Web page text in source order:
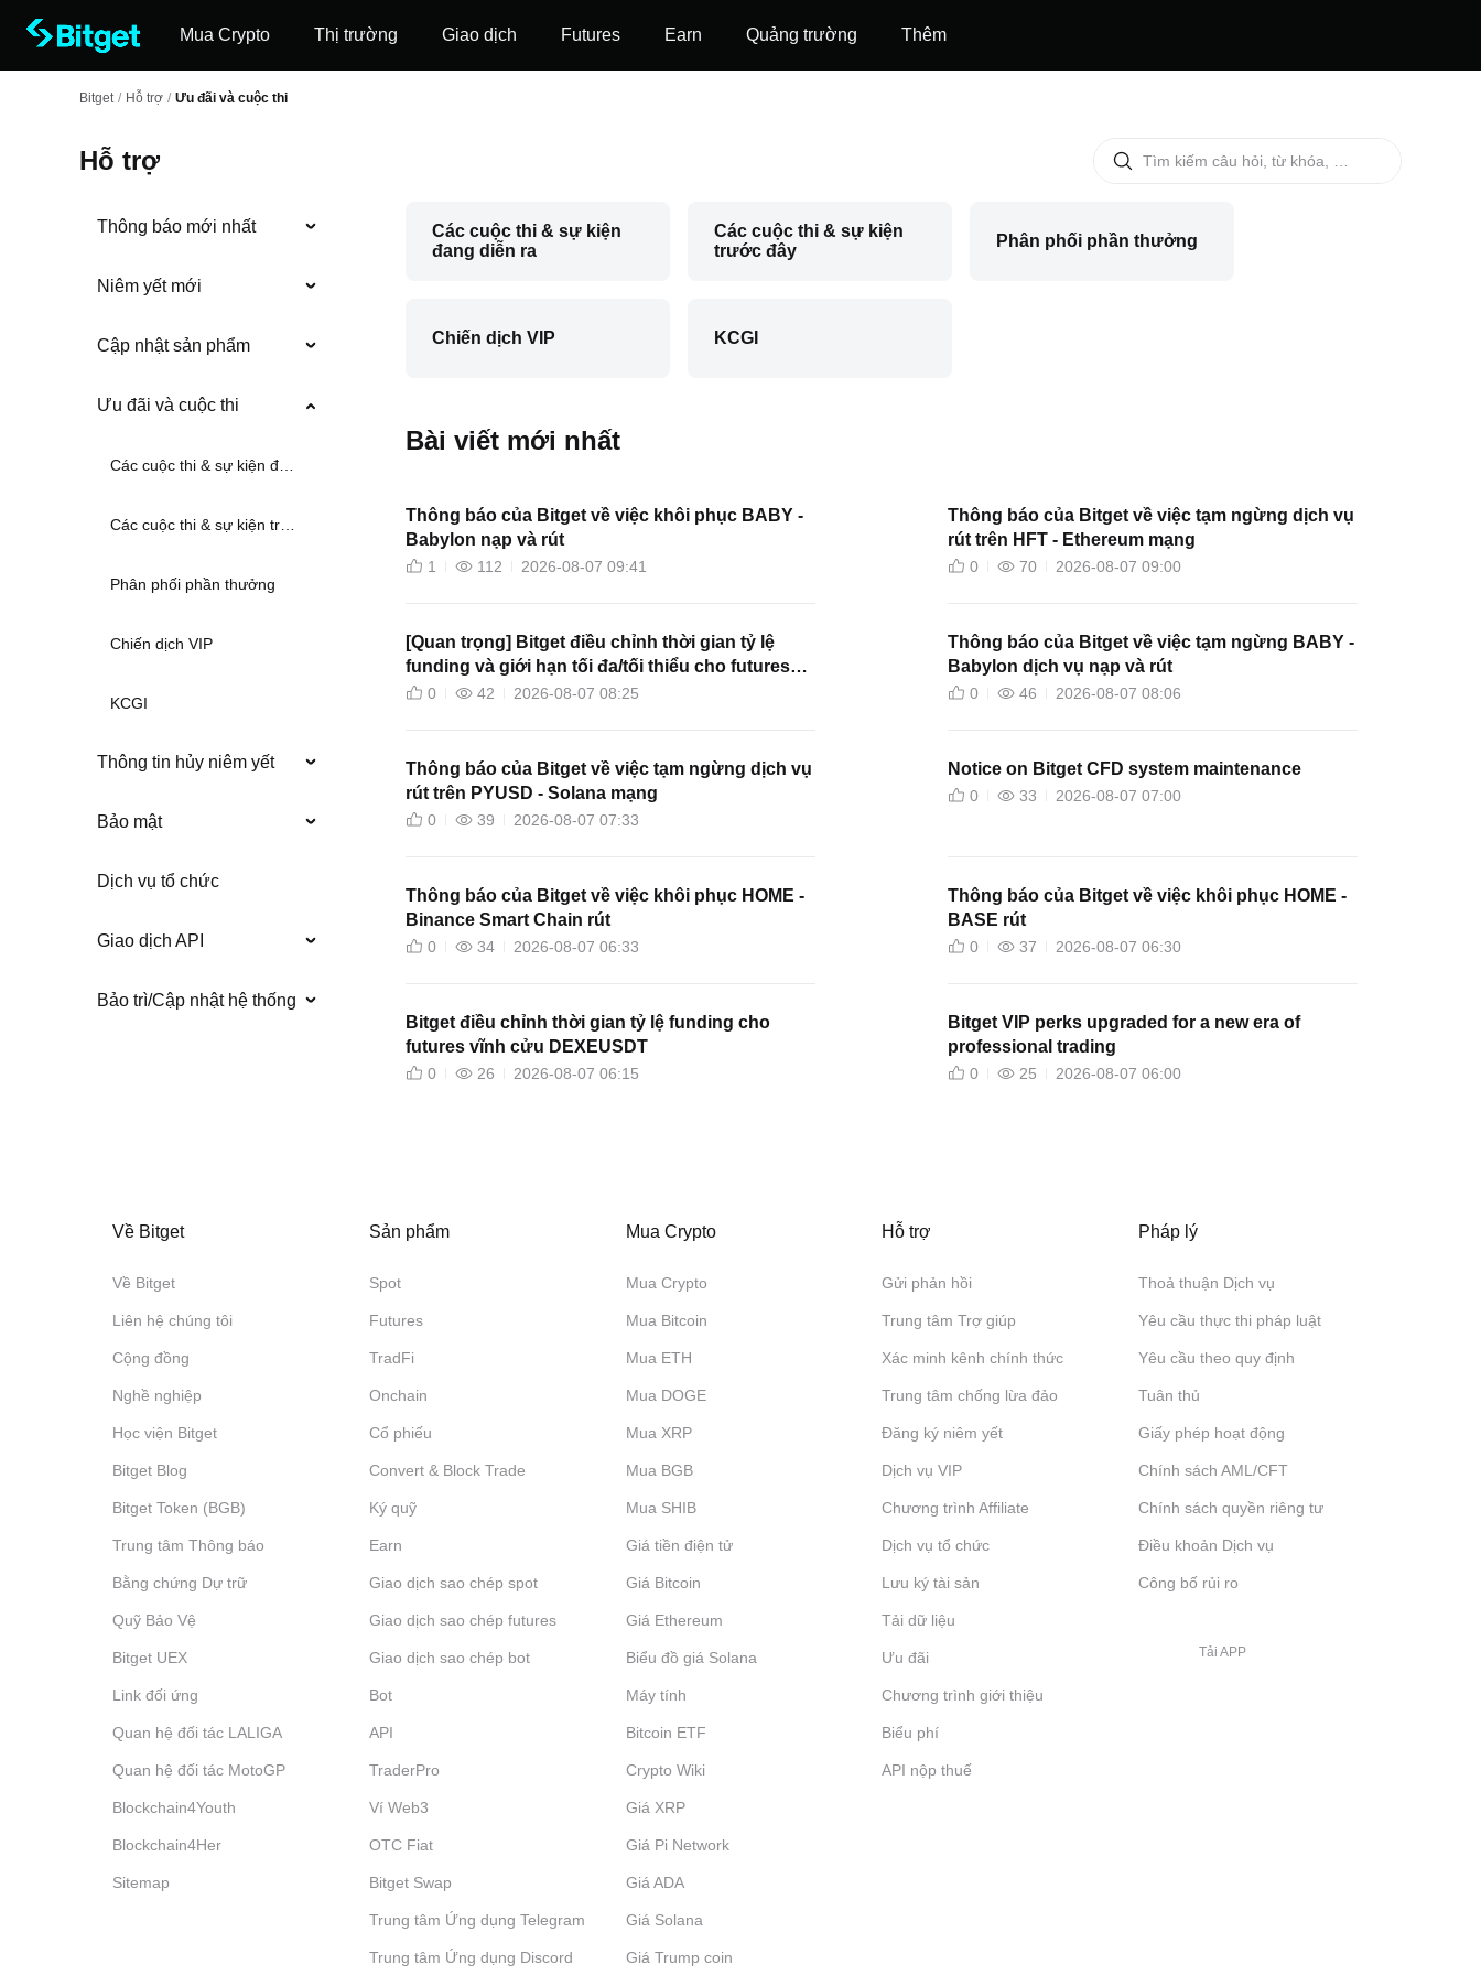
Mua Crypto Thị trường Giao dịch Futures ‌Earn Quảng trường Thêm
Bitget / Hỗ trợ / Ưu đãi và cuộc thi
Hỗ trợ
Thông báo mới nhất
Niêm yết mới
Cập nhật sản phẩm
Ưu đãi và cuộc thi
Các cuộc thi & sự kiện đang diễn ra
Các cuộc thi & sự kiện trước đây
Phân phối phần thưởng
Chiến dịch VIP
KCGI
Thông tin hủy niêm yết
Bảo mật
Dịch vụ tổ chức
Giao dịch API
Bảo trì/Cập nhật hệ thống
Các cuộc thi & sự kiện
đang diễn ra
Các cuộc thi & sự kiện
trước đây
Phân phối phần thưởng
Chiến dịch VIP KCGI
Bài viết mới nhất
Thông báo của Bitget về việc khôi phục BABY -
Babylon nạp và rút
1 112 2026-08-07 09:41
Thông báo của Bitget về việc tạm ngừng dịch vụ
rút trên HFT - Ethereum mạng
0 70 2026-08-07 09:00
[Quan trọng] Bitget điều chỉnh thời gian tỷ lệ
funding và giới hạn tối đa/tối thiểu cho futures
vĩnh cửu ACEUSDT
0 42 2026-08-07 08:25
Thông báo của Bitget về việc tạm ngừng BABY -
Babylon dịch vụ nạp và rút
0 46 2026-08-07 08:06
Thông báo của Bitget về việc tạm ngừng dịch vụ
rút trên PYUSD - Solana mạng
0 39 2026-08-07 07:33
Notice on Bitget CFD system maintenance
0 33 2026-08-07 07:00
Thông báo của Bitget về việc khôi phục HOME -
Binance Smart Chain rút
0 34 2026-08-07 06:33
Thông báo của Bitget về việc khôi phục HOME -
BASE rút
0 37 2026-08-07 06:30
Bitget điều chỉnh thời gian tỷ lệ funding cho
futures vĩnh cửu DEXEUSDT
0 26 2026-08-07 06:15
Bitget VIP perks upgraded for a new era of
professional trading
0 25 2026-08-07 06:00
Về Bitget
Về Bitget
Liên hệ chúng tôi
Cộng đồng
Nghề nghiệp
Học viện Bitget
Bitget Blog
Bitget Token (BGB)
Trung tâm Thông báo
Bằng chứng Dự trữ
Quỹ Bảo Vệ
Bitget UEX
Link đối ứng
Quan hệ đối tác LALIGA
Quan hệ đối tác MotoGP
Blockchain4Youth
Blockchain4Her
Sitemap
Sản phẩm
Spot
Futures
TradFi
Onchain
Cổ phiếu
Convert & Block Trade
Ký quỹ
‌Earn
Giao dịch sao chép spot
Giao dịch sao chép futures
Giao dịch sao chép bot
Bot
API
TraderPro
Ví Web3
OTC Fiat
Bitget Swap
Trung tâm Ứng dụng Telegram
Trung tâm Ứng dụng Discord
Mua Crypto
Mua Crypto
Mua Bitcoin
Mua ETH
Mua DOGE
Mua XRP
Mua BGB
Mua SHIB
Giá tiền điện tử
Giá Bitcoin
Giá Ethereum
Biểu đồ giá Solana
Máy tính
Bitcoin ETF
Crypto Wiki
Giá XRP
Giá Pi Network
Giá ADA
Giá Solana
Giá Trump coin
Hỗ trợ
Gửi phản hồi
Trung tâm Trợ giúp
Xác minh kênh chính thức
Trung tâm chống lừa đảo
Đăng ký niêm yết
Dịch vụ VIP
Chương trình Affiliate
Dịch vụ tổ chức
Lưu ký tài sản
Tải dữ liệu
Ưu đãi
Chương trình giới thiệu
Biểu phí
API nộp thuế
Pháp lý
Thoả thuận Dịch vụ
Yêu cầu thực thi pháp luật
Yêu cầu theo quy định
Tuân thủ
Giấy phép hoạt động
Chính sách AML/CFT
Chính sách quyền riêng tư
Điều khoản Dịch vụ
Công bố rủi ro
Tải APP